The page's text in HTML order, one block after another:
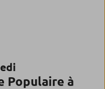
Populaire à